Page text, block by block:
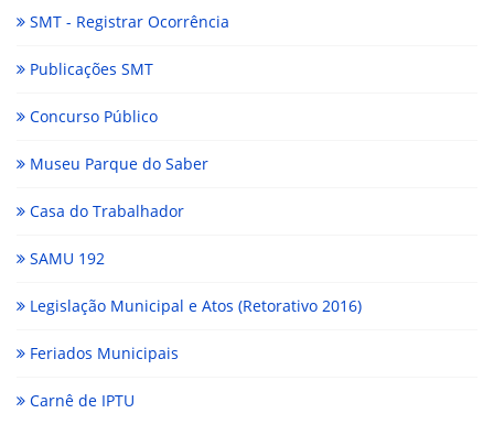
SMT - Registrar Ocorrência
Publicações SMT
Concurso Público
Museu Parque do Saber
Casa do Trabalhador
SAMU 192
Legislação Municipal e Atos (Retorativo 2016)
Feriados Municipais
Carnê de IPTU